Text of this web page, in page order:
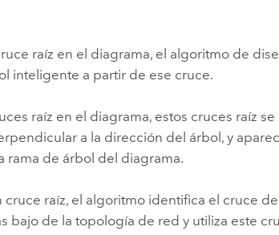
raíz en el diagrama, el algoritmo de
inteligente a partir de ese cruce.
raíz en el diagrama, estos cruces raíz se
a la dirección del árbol, y
rama de árbol del diagrama.
cruce raíz, el algoritmo identifica el cruce
bajo de la topología de red y utiliza este